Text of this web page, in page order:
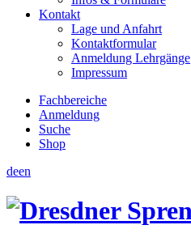
Kontakt
Lage und Anfahrt
Kontaktformular
Anmeldung Lehrgänge
Impressum
Fachbereiche
Anmeldung
Suche
Shop
deen